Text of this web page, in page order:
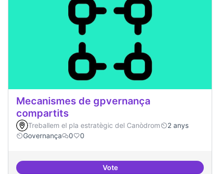
Mecanismes de gpvernança
compartits
Treballem el pla estratègic del Canòdrom
2 anys
Governança
0 0
VoteMecanismes de gpvernança